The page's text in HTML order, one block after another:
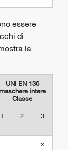
essere
di
la
UNI EN 136
maschere intere
Classe
1 2 3
x